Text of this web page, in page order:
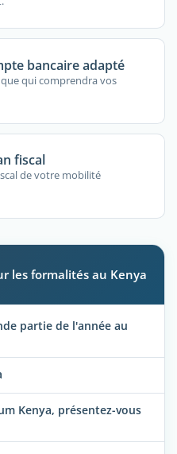
bancaire adapté
qui comprendra vos
fiscal
de votre mobilité
les formalités au Kenya
partie de l'année au
Kenya, présentez-vous